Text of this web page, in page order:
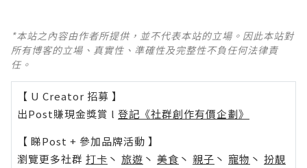
*本站之內容由作者所提供，並不代表本站的立場。因此本站對
所有博客的立場、真實性、準確性及完整性不負任何法律責
任。
【 U Creator 招募 】
出Post賺現金獎賞 l 登記《社群創作有價企劃》
【 睇Post + 參加品牌活動 】
瀏覽更多社群 打卡 丶 旅遊 丶 美食 丶 親子 丶 寵物 丶 扮靚